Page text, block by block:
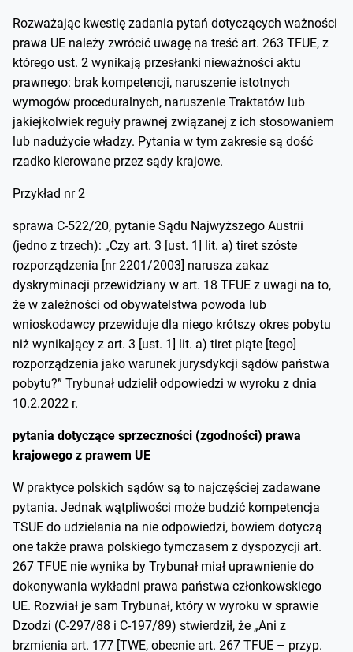
Rozważając kwestię zadania pytań dotyczących ważności
prawa UE należy zwrócić uwagę na treść art. 263 TFUE, z
którego ust. 2 wynikają przesłanki nieważności aktu
prawnego: brak kompetencji, naruszenie istotnych
wymogów proceduralnych, naruszenie Traktatów lub
jakiejkolwiek reguły prawnej związanej z ich stosowaniem
lub nadużycie władzy. Pytania w tym zakresie są dość
rzadko kierowane przez sądy krajowe.
Przykład nr 2
sprawa C-522/20, pytanie Sądu Najwyższego Austrii
(jedno z trzech): „Czy art. 3 [ust. 1] lit. a) tiret szóste
rozporządzenia [nr 2201/2003] narusza zakaz
dyskryminacji przewidziany w art. 18 TFUE z uwagi na to,
że w zależności od obywatelstwa powoda lub
wnioskodawcy przewiduje dla niego krótszy okres pobytu
niż wynikający z art. 3 [ust. 1] lit. a) tiret piąte [tego]
rozporządzenia jako warunek jurysdykcji sądów państwa
pobytu?” Trybunał udzielił odpowiedzi w wyroku z dnia
10.2.2022 r.
pytania dotyczące sprzeczności (zgodności) prawa
krajowego z prawem UE
W praktyce polskich sądów są to najczęściej zadawane
pytania. Jednak wątpliwości może budzić kompetencja
TSUE do udzielania na nie odpowiedzi, bowiem dotyczą
one także prawa polskiego tymczasem z dyspozycji art.
267 TFUE nie wynika by Trybunał miał uprawnienie do
dokonywania wykładni prawa państwa członkowskiego
UE. Rozwiał je sam Trybunał, który w wyroku w sprawie
Dzodzi (C-297/88 i C-197/89) stwierdził, że „Ani z
brzmienia art. 177 [TWE, obecnie art. 267 TFUE – przyp.